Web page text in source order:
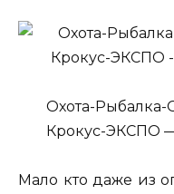
Охота-Рыбалка-
Крокус-ЭКСПО
Мало кто даже из